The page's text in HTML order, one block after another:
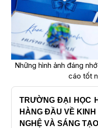
Những hình ảnh đáng
cáo tốt
TRƯỜNG ĐẠI HỌC
HÀNG ĐẦU VỀ
NGHỆ VÀ SÁNG TẠO